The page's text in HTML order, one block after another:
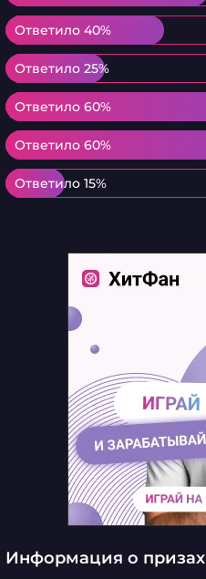
Ответило 40%
Ответило 40%
Ответило 25%
Ответило 25%
Ответило 60%
Ответило 60%
Ответило 60%
Ответило 60%
Ответило 15%
Ответило 15%
Информация о призах